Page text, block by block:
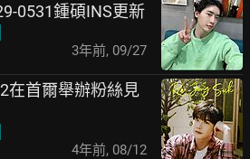
0531鍾碩INS更新
3年前, 09/27
在首爾舉辦粉絲見
4年前, 08/12